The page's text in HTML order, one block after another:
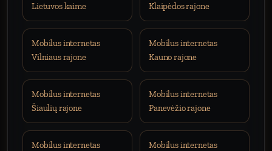
Lietuvos kaime
Klaipėdos rajone
Mobilus internetas
Vilniaus rajone
Mobilus internetas
Kauno rajone
Mobilus internetas
Šiaulių rajone
Mobilus internetas
Panevėžio rajone
Mobilus internetas
Mobilus internetas